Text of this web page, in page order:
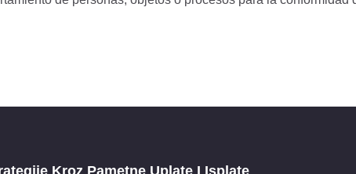
Kroz Pametne Uplate I Isplate